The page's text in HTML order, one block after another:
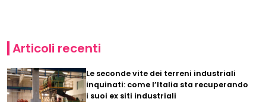
Articoli recenti
Le seconde vite dei terreni industriali
inquinati: come l’Italia sta recuperando
i suoi ex siti industriali